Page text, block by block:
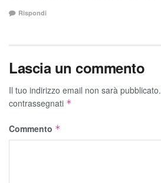
Rispondi
Lascia un commento
Il tuo indirizzo email non sarà pubblicato.
contrassegnati *
Commento *